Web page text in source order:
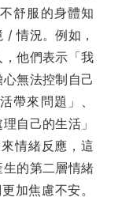
舒服的身體知
/ 情況。例如，
他們表示「我
無法控制自己
帶來問題」、
自己的生活」
情緒反應，這
的第二層情緒
加焦慮不安。